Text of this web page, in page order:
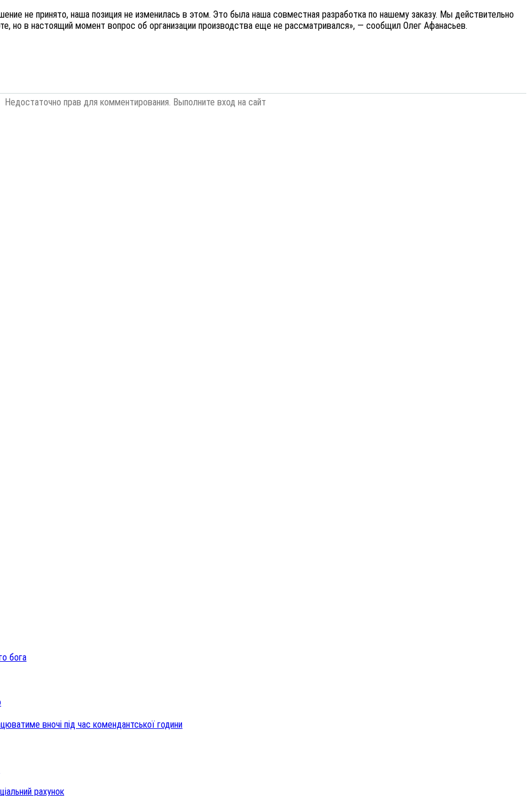
не принято, наша позиция не изменилась в этом. Это была наша совместная разработка по нашему заказу. Мы действительно
но в настоящий момент вопрос об организации производства еще не рассматривался», — сообщил Олег Афанасьев.
Недостаточно прав для комментирования. Выполните вход на сайт
бога
вночі під час комендантської години
рахунок